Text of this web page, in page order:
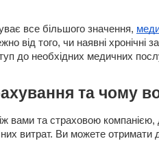
все більшого значення,
від того, чи наявні
до необхідних медичних
та чому
вами та страховою
витрат. Ви можете отримати